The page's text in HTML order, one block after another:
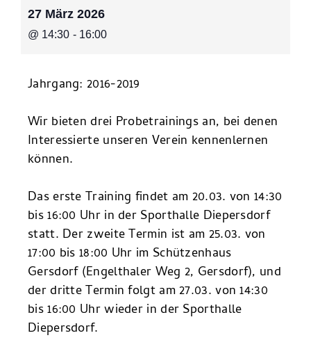
27 März 2026
@ 14:30 - 16:00
Jahrgang: 2016-2019
Wir bieten drei Probetrainings an, bei denen
Interessierte unseren Verein kennenlernen
können.
Das erste Training findet am 20.03. von 14:30
bis 16:00 Uhr in der Sporthalle Diepersdorf
statt. Der zweite Termin ist am 25.03. von
17:00 bis 18:00 Uhr im Schützenhaus
Gersdorf (Engelthaler Weg 2, Gersdorf), und
der dritte Termin folgt am 27.03. von 14:30
bis 16:00 Uhr wieder in der Sporthalle
Diepersdorf.